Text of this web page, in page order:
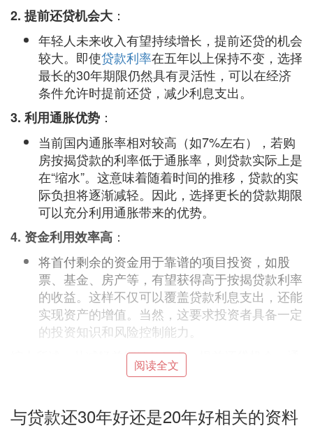
2. 提前还贷机会大 ：
年轻人未来收入有望持续增长，提前还贷的机会
较大。即使贷款利率在五年以上保持不变，选择
最长的30年期限仍然具有灵活性，可以在经济
条件允许时提前还贷，减少利息支出。
3. 利用通胀优势 ：
当前国内通胀率相对较高（如7%左右），若购
房按揭贷款的利率低于通胀率，则贷款实际上是
在“缩水”。这意味着随着时间的推移，贷款的实
际负担将逐渐减轻。因此，选择更长的贷款期限
可以充分利用通胀带来的优势。
4. 资金利用效率高 ：
将首付剩余的资金用于靠谱的项目投资，如股
票、基金、房产等，有望获得高于按揭贷款利率
的收益。这样不仅可以覆盖贷款利息支出，还能
实现资产的增值。当然，这要求投资者具备一定
的投资知识和风险控制能力。
综上所述，从减轻前期还款压力、提前还贷机会、通
胀优势以及资金利用效率等方面考虑，买房贷款选择
用于所有情况，具体还需根据个人经济状况、投资能
力和风险承受能力等因素进行综合考虑。
阅读全文
与贷款还30年好还是20年好相关的资料